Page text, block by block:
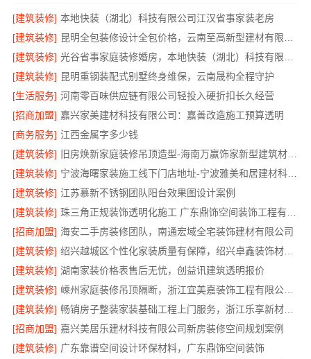
[建筑装修] 本地快装（湖北）科技有限公司江汉省事家装老房
[建筑装修]
[建筑装修]
[建筑装修] 昆明重钢装配式别墅终身维保，云南晟构全程守护
[生活服务] 河南零百味供应链有限公司轻投入硬折扣长久经营
[招商加盟] 嘉兴家美建材科技有限公司：嘉善改造施工预算透明
[商务服务] 江西金属字多少钱
[建筑装修]
旧房焕新家庭装修吊顶造型-海南万赢饰家新型建筑材料有限公司
[建筑装修]
宁波海曙家装施工线下门店地址-宁波雅美和居建材科技有限公司
[建筑装修] 江苏慕新不锈钢团队阳台效果图设计案例
[建筑装修]
[招商加盟] 海安二手房装修团队，南通宏域全宅装饰建材有限公司
[建筑装修]
绍兴越城区个性化家装质量有保障，绍兴卓鑫装饰材料有限公司
[建筑装修] 湖南家装价格表售后无忧，创益讯建筑透明报价
[建筑装修]
嵊州家庭装修吊顶隔断，浙江宜美嘉装饰工程有限公司专业施工
[建筑装修]
畅销房子整装家装基础工程上门服务，浙江乐享新材料有限公司省心到家
[招商加盟] 嘉兴美居乐建材科技有限公司新房装修空间规划案例
[建筑装修] 广东靠谱空间设计环保材料，广东鼎饰空间装饰